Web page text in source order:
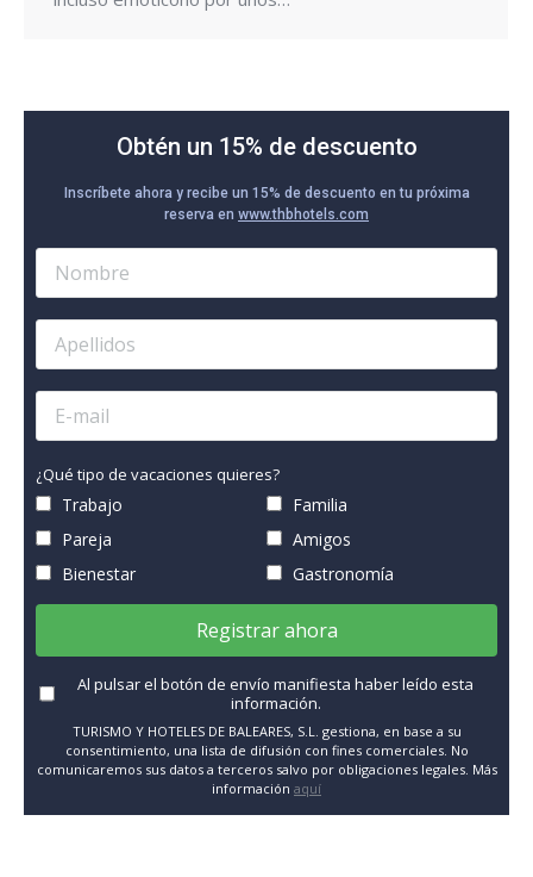
Obtén un 15% de descuento
Inscríbete ahora y recibe un 15% de descuento en tu próxima
reserva en www.thbhotels.com
¿Qué tipo de vacaciones quieres?
Trabajo
Familia
Pareja
Amigos
Bienestar
Gastronomía
Registrar ahora
Al pulsar el botón de envío manifiesta haber leído esta
información.
TURISMO Y HOTELES DE BALEARES, S.L. gestiona, en base a su
consentimiento, una lista de difusión con fines comerciales. No
comunicaremos sus datos a terceros salvo por obligaciones legales. Más
información aquí